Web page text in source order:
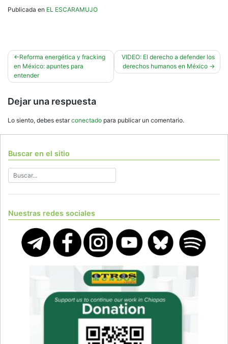
Publicada en EL ESCARAMUJO
Navegación
de
entradas
Reforma energética y fracking
en México: apuntes para
entender
VIDEO: El derecho a defender los
derechos humanos en México
Dejar una respuesta
Lo siento, debes estarconectado para publicar un comentario.
Buscar en el sitio
Nuestras redes sociales